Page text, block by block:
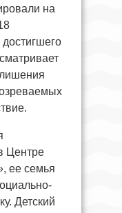
на
Центре
ее семья
Детский